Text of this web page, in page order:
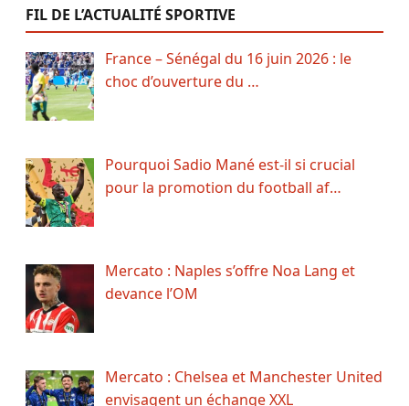
FIL DE L’ACTUALITÉ SPORTIVE
France – Sénégal du 16 juin 2026 : le
choc d’ouverture du …
Pourquoi Sadio Mané est-il si crucial
pour la promotion du football af…
Mercato : Naples s’offre Noa Lang et
devance l’OM
Mercato : Chelsea et Manchester United
envisagent un échange XXL